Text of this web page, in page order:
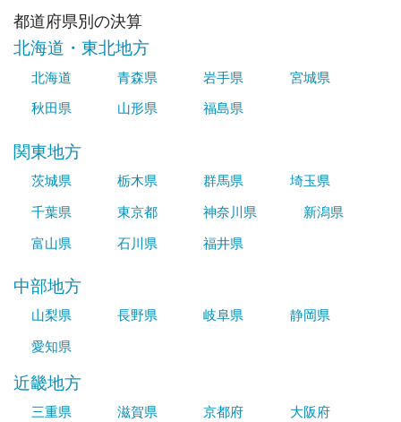
都道府県別の決算
北海道・東北地方
北海道 青森県 岩手県
宮城県
秋田県
山形県 福島県
関東地方
茨城県 栃木県 群馬県
埼玉県
千葉県
東京都 神奈川県
新潟県
富山県
石川県 福井県
中部地方
山梨県 長野県 岐阜県
静岡県
愛知県
近畿地方
三重県 滋賀県 京都府
大阪府